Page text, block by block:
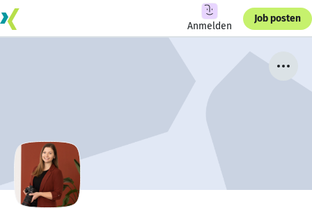
Anmelden
Job posten